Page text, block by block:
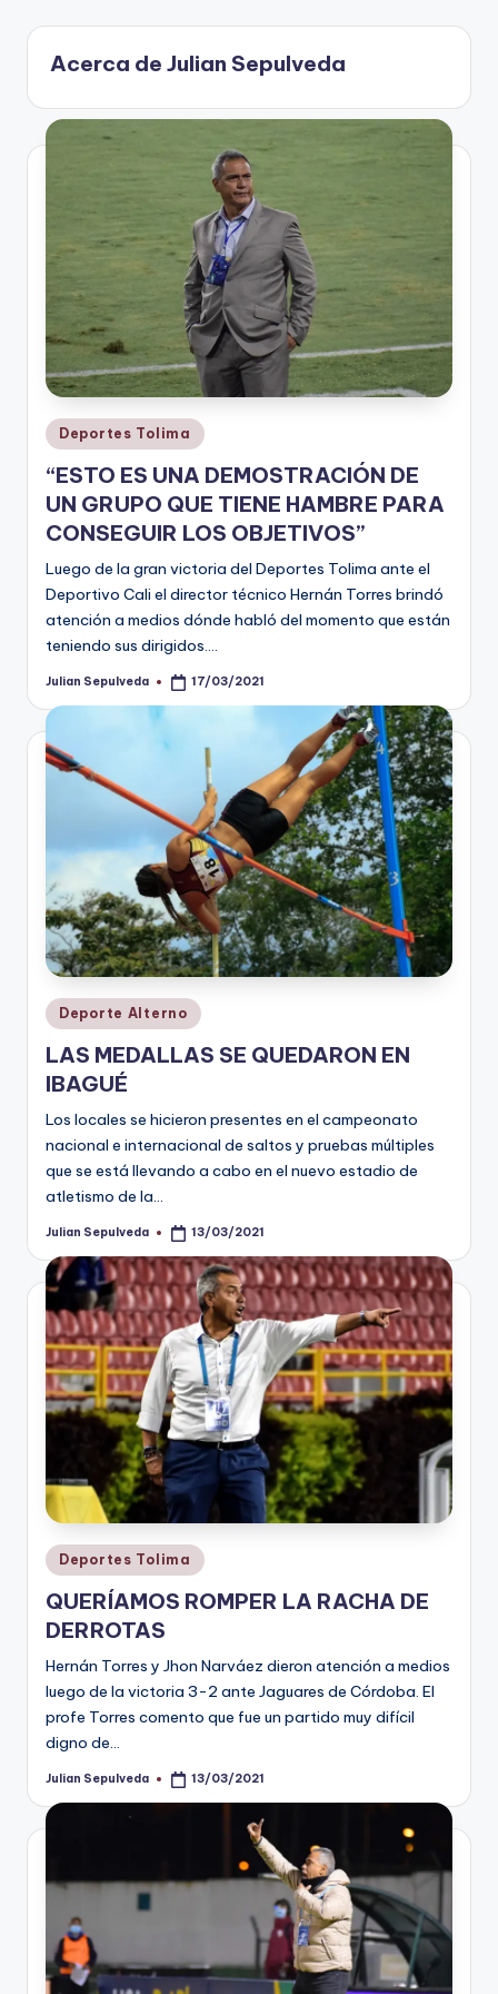
V
n
o
t
o
Acerca de Julian Sepulveda
Publicado
en
Deportes Tolima
“ESTO ES UNA DEMOSTRACIÓN DE
UN GRUPO QUE TIENE HAMBRE PARA
CONSEGUIR LOS OBJETIVOS”
Luego de la gran victoria del Deportes Tolima ante el
Deportivo Cali el director técnico Hernán Torres brindó
atención a medios dónde habló del momento que están
teniendo sus dirigidos.…
Publicado
Julian Sepulveda 17/03/2021
Publicado
en
Deporte Alterno
LAS MEDALLAS SE QUEDARON EN
IBAGUÉ
Los locales se hicieron presentes en el campeonato
nacional e internacional de saltos y pruebas múltiples
que se está llevando a cabo en el nuevo estadio de
atletismo de la…
Publicado
Julian Sepulveda 13/03/2021
Publicado
en
Deportes Tolima
QUERÍAMOS ROMPER LA RACHA DE
DERROTAS
Hernán Torres y Jhon Narváez dieron atención a medios
luego de la victoria 3-2 ante Jaguares de Córdoba. El
profe Torres comento que fue un partido muy difícil
digno de…
Publicado
Julian Sepulveda 13/03/2021